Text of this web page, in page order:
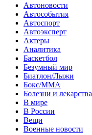
Автоновости
Автособытия
Автоспорт
Автоэксперт
Актеры
Аналитика
Баскетбол
Безумный мир
Биатлон/Лыжи
Бокс/MMA
Болезни и лекарства
В мире
В России
Вещи
Военные новости